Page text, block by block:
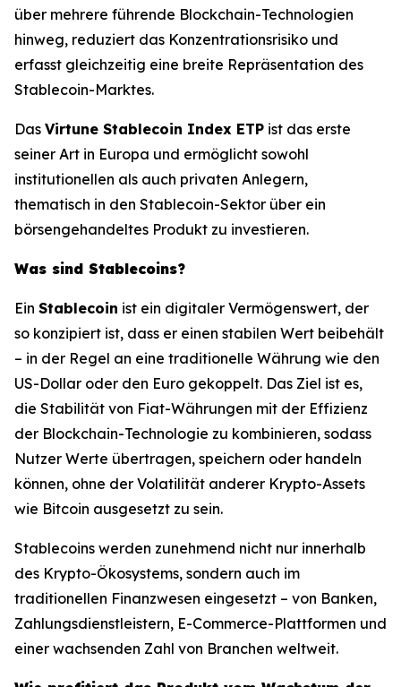
über mehrere führende Blockchain-Technologien
hinweg, reduziert das Konzentrationsrisiko und
erfasst gleichzeitig eine breite Repräsentation des
Stablecoin-Marktes.
Das Virtune Stablecoin Index ETP ist das erste
seiner Art in Europa und ermöglicht sowohl
institutionellen als auch privaten Anlegern,
thematisch in den Stablecoin-Sektor über ein
börsengehandeltes Produkt zu investieren.
Was sind Stablecoins?
Ein Stablecoin ist ein digitaler Vermögenswert, der
so konzipiert ist, dass er einen stabilen Wert beibehält
– in der Regel an eine traditionelle Währung wie den
US-Dollar oder den Euro gekoppelt. Das Ziel ist es,
die Stabilität von Fiat-Währungen mit der Effizienz
der Blockchain-Technologie zu kombinieren, sodass
Nutzer Werte übertragen, speichern oder handeln
können, ohne der Volatilität anderer Krypto-Assets
wie Bitcoin ausgesetzt zu sein.
Stablecoins werden zunehmend nicht nur innerhalb
des Krypto-Ökosystems, sondern auch im
traditionellen Finanzwesen eingesetzt – von Banken,
Zahlungsdienstleistern, E-Commerce-Plattformen und
einer wachsenden Zahl von Branchen weltweit.